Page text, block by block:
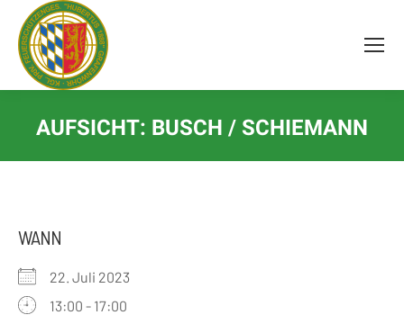
springen
AUFSICHT: BUSCH / SCHIEMANN
WANN
22. Juli 2023
13:00 - 17:00